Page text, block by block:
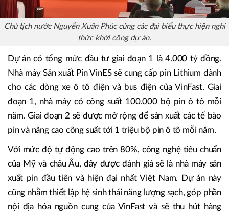
Chủ tịch nước Nguyễn Xuân Phúc cùng các đại biểu thực hiện nghi
thức khởi công dự án.
Dự án có tổng mức đầu tư giai đoạn 1 là 4.000 tỷ đồng.
Nhà máy Sản xuất Pin VinES sẽ cung cấp pin Lithium dành
cho các dòng xe ô tô điện và bus điện của VinFast. Giai
đoạn 1, nhà máy có công suất 100.000 bộ pin ô tô mỗi
năm. Giai đoạn 2 sẽ được mở rộng để sản xuất các tế bào
pin và nâng cao công suất tới 1 triệu bộ pin ô tô mỗi năm.
Với mức độ tự động cao trên 80%, công nghệ tiêu chuẩn
của Mỹ và châu Âu, đây được đánh giá sẽ là nhà máy sản
xuất pin đầu tiên và hiện đại nhất Việt Nam. Dự án này
cũng nhằm thiết lập hệ sinh thái năng lượng sạch, góp phần
nội địa hóa nguồn cung của VinFast và sẽ thu hút hàng